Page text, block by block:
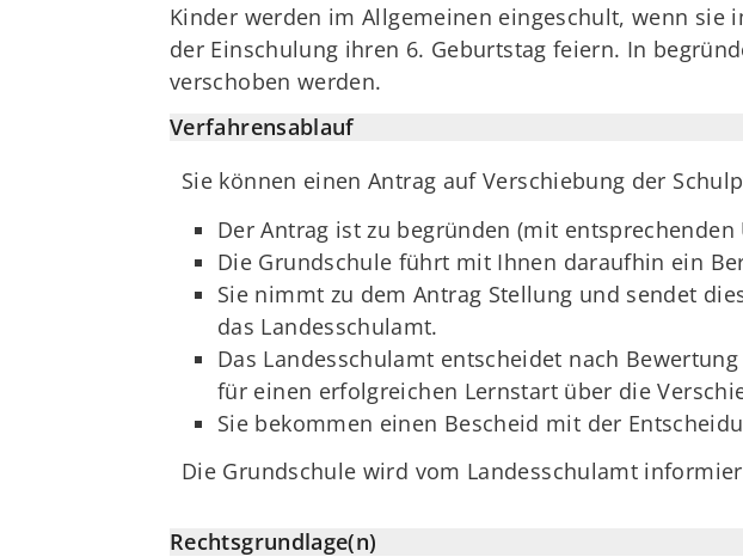
Kinder werden im Allgemeinen eingeschult, wenn sie
der Einschulung ihren 6. Geburtstag feiern. In
verschoben werden.
Verfahrensablauf
Sie können einen Antrag auf Verschiebung der
Der Antrag ist zu begründen (mit entsprechenden
Die Grundschule führt mit Ihnen daraufhin ein
Sie nimmt zu dem Antrag Stellung und sendet
das Landesschulamt.
Das Landesschulamt entscheidet nach
für einen erfolgreichen Lernstart über die
Sie bekommen einen Bescheid mit der
Die Grundschule wird vom Landesschulamt
Rechtsgrundlage(n)